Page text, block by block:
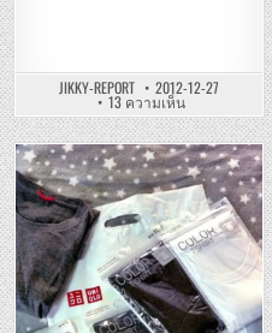
JIKKY-REPORT 2012-12-27
13 ความเห็นบน
UNIQLO
–
PREMIUM
DOWN
ULTRA
LIGHT
JACKET
–
เสื้อ
กัน
หนาว
ยู
นิ
โค
ล่อุ
Posted
in